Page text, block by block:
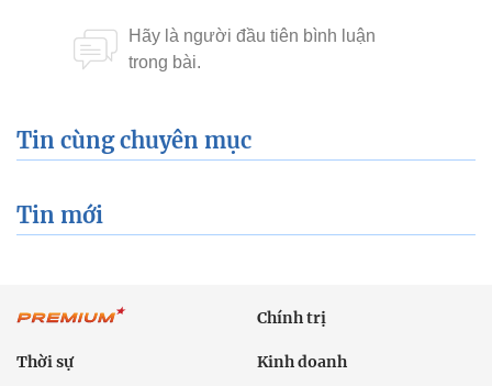
Tin cùng chuyên mục
Tin mới
Chính trị
Thời sự Kinh doanh